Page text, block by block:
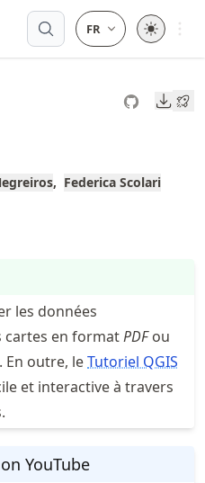
Open
Federica Scolari
les données
cartes en formatPDFou
En outre, leTutoriel QGIS
et interactive à travers
YouTube